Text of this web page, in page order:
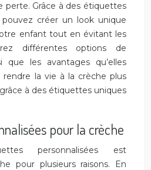
perte. Grâce à des étiquettes
pouvez créer un look unique
enfant tout en évitant les
différentes options de
que les avantages qu’elles
la vie à la crèche plus
à des étiquettes uniques
pour la crèche
personnalisées est
pour plusieurs raisons. En